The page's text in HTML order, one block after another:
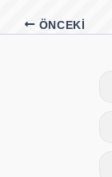
ÖNCEKI